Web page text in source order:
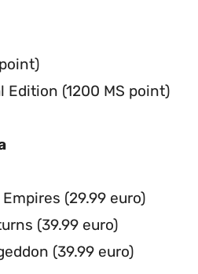
Edition (1200 MS point)
(29.99 euro)
(39.99 euro)
(39.99 euro)